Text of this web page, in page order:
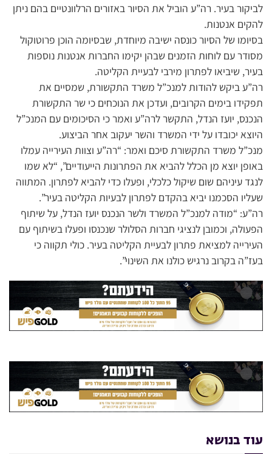
לביקור בעיר. רה”ע הוביל את הסיור באזורים הרלוונטיים בהם ניתן
להקים אנטנות.
בסיומו של הסיור כונסה ישיבה מיוחדת, שבסיומה הוכן פרוטוקול
מסודר עם לוחות הזמנים שבהן יקימו החברות אנטנות נוספות
בעיר, שיביאו לפתרון מירבי לבעיית הקליטה.
רה”ע ביקש להודות למנכ”ל משרד התקשורת, שמסיים את
תפקידו בימים הקרובים, ועדכן את הנוכחים כי שר התקשורת
הנכנס, יועז הנדל, התקשר לרה”ע ואמר כי הסיכומים עם המנכ”ל
היוצא יכובדו על ידי המשרד והשר יעקוב אחר הביצוע.
מנכ”ל משרד התקשורת סיכם ואמר: “רה”ע וצוות העירייה עמלו
באופן יוצא מן הכלל להביא את הפתרונות הייעודיים”, “לא שמו
לנגד עיניהם שום שיקול כלכלי, ופעלו כדי להביא לפתרון. המתווה
שעליו הסכמנו יביא בהקדם לפתרון לבעיות הקליטה בעיר”.
רה”ע: “מודה למנכ”ל המשרד ולשר הנכנס יועז הנדל, על שיתוף
הפעולה, וכמובן לנציגי חברות הסלולר שנכנסו ופעלו בשיתוף עם
העירייה למציאת פתרון לבעיית הקליטה בעיר. כולי תקווה כי
בעז”ה בקרוב נרגיש כולנו את השינוי”.
עוד בנושא